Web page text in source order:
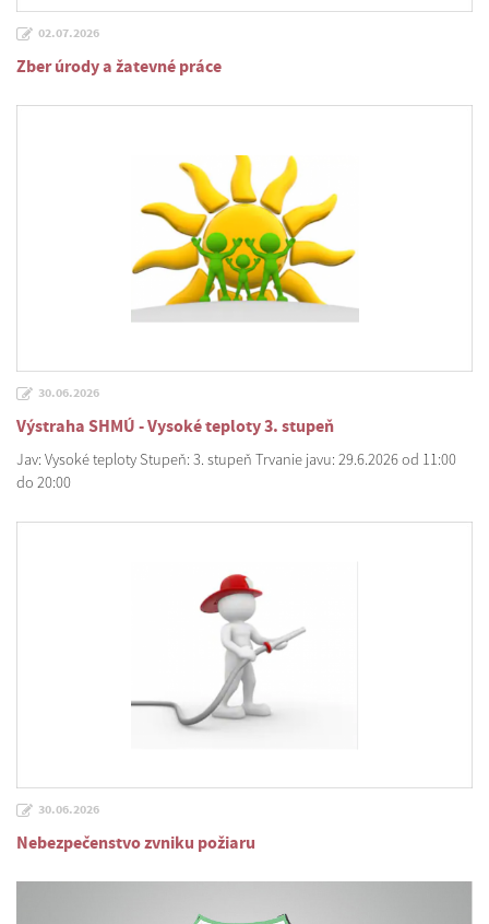
02.07.2026
Zber úrody a žatevné práce
30.06.2026
Výstraha SHMÚ - Vysoké teploty 3. stupeň
Jav: Vysoké teploty Stupeň: 3. stupeň Trvanie javu: 29.6.2026 od 11:00
do 20:00
30.06.2026
Nebezpečenstvo zvniku požiaru